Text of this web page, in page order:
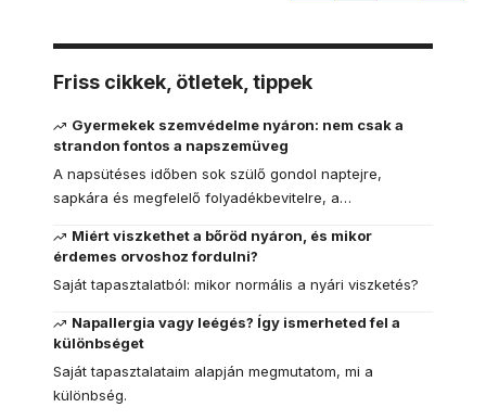
Friss cikkek, ötletek, tippek
Gyermekek szemvédelme nyáron: nem csak a
strandon fontos a napszemüveg
A napsütéses időben sok szülő gondol naptejre,
sapkára és megfelelő folyadékbevitelre, a…
Miért viszkethet a bőröd nyáron, és mikor
érdemes orvoshoz fordulni?
Saját tapasztalatból: mikor normális a nyári viszketés?
Napallergia vagy leégés? Így ismerheted fel a
különbséget
Saját tapasztalataim alapján megmutatom, mi a
különbség.